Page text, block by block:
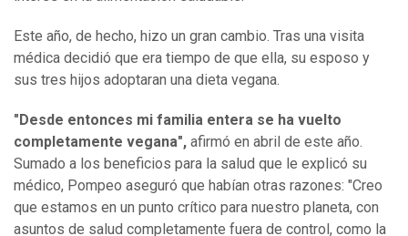
Este año, de hecho, hizo un gran cambio. Tras una visita
médica decidió que era tiempo de que ella, su esposo y
sus tres hijos adoptaran una dieta vegana.
"Desde entonces mi familia entera se ha vuelto
completamente vegana", afirmó en abril de este año.
Sumado a los beneficios para la salud que le explicó su
médico, Pompeo aseguró que habían otras razones: "Creo
que estamos en un punto crítico para nuestro planeta, con
asuntos de salud completamente fuera de control, como la